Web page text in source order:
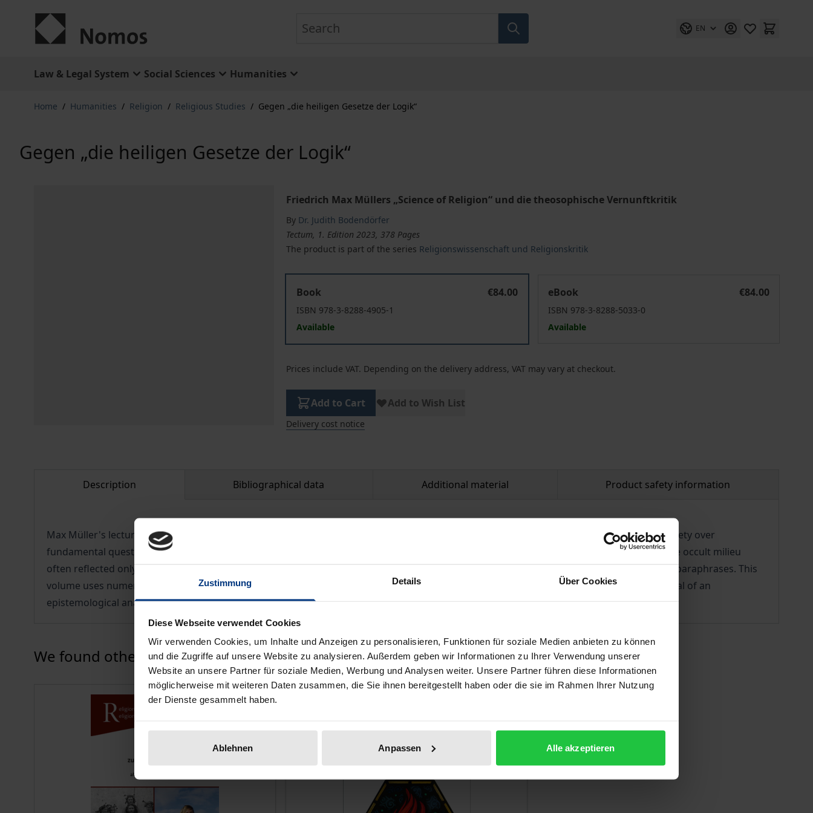
Zustimmung Details Über Cookies
Diese Webseite verwendet Cookies
Wir verwenden Cookies, um Inhalte und Anzeigen zu personalisieren, Funktionen für soziale Medien anbieten zu können
und die Zugriffe auf unsere Website zu analysieren. Außerdem geben wir Informationen zu Ihrer Verwendung unserer
Website an unsere Partner für soziale Medien, Werbung und Analysen weiter. Unsere Partner führen diese Informationen
möglicherweise mit weiteren Daten zusammen, die Sie ihnen bereitgestellt haben oder die sie im Rahmen Ihrer Nutzung
der Dienste gesammelt haben.
Ablehnen Anpassen Alle akzeptieren
EN
Law & Legal System Social Sciences Humanities
Home / Humanities / Religion / Religious Studies / Gegen „die heiligen Gesetze der Logik“
Gegen „die heiligen Gesetze der Logik“
Friedrich Max Müllers „Science of Religion“ und die theosophische Vernunftkritik
By Dr. Judith Bodendörfer
Tectum, 1. Edition 2023, 378 Pages
The product is part of the series Religionswissenschaft und Religionskritik
Book
€84.00
ISBN 978-3-8288-4905-1
Available
eBook
€84.00
ISBN 978-3-8288-5033-0
Available
Prices include VAT. Depending on the delivery address, VAT may vary at checkout.
Add to Cart Add to Wish List
Delivery cost notice
Description Bibliographical data Additional material Product safety information
Max Müller's lecture 'Theosophy, or Psychological Religion' marked a long dispute between Müller and members of the Theosophical Society over
fundamental questions of world interpretation. While Müller regarded the laws of logic as 'sacred' and therefore irrefutable, reason in the occult milieu
often reflected only a provisional state of humanity's spiritual development. The resulting epistemological gap was often filled by literary paraphrases. This
volume uses numerous examples to show how these paraphrases shaped the aesthetics of esoteric currents, thus illustrating the potential of an
epistemological analysis of the concept of esotericism.
Press to skip carousel
We found other products you might like!